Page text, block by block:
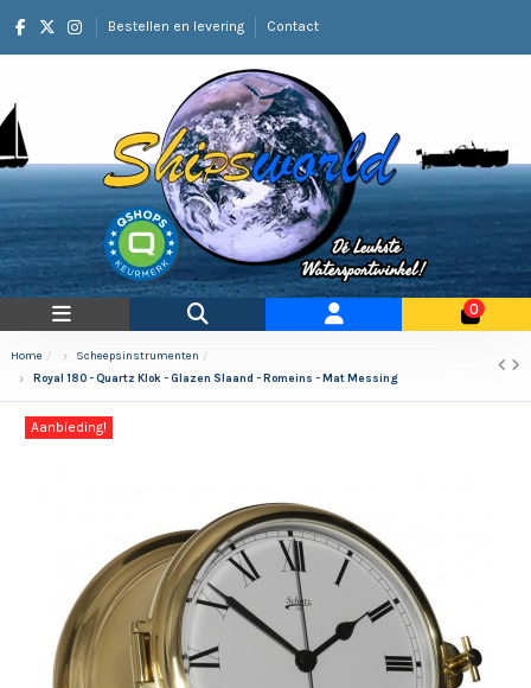
Bestellen en levering Contact
0
Home
Scheepsinstrumenten
Royal 180 - Quartz Klok - Glazen Slaand - Romeins - Mat Messing
Aanbieding!